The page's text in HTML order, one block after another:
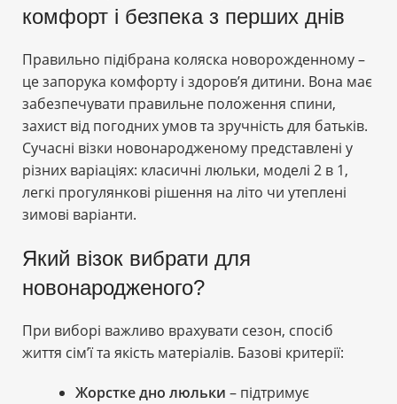
комфорт і безпека з перших днів
Правильно підібрана коляска новорожденному –
це запорука комфорту і здоров’я дитини. Вона має
забезпечувати правильне положення спини,
захист від погодних умов та зручність для батьків.
Сучасні візки новонародженому представлені у
різних варіаціях: класичні люльки, моделі 2 в 1,
легкі прогулянкові рішення на літо чи утеплені
зимові варіанти.
Який візок вибрати для
новонародженого?
При виборі важливо врахувати сезон, спосіб
життя сім’ї та якість матеріалів. Базові критерії:
Жорстке дно люльки – підтримує